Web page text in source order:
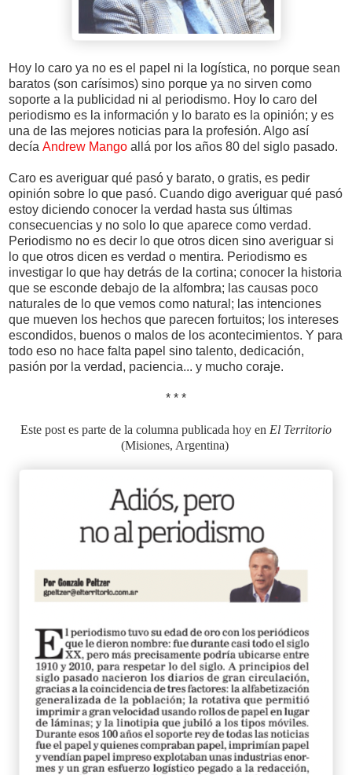
Hoy lo caro ya no es el papel ni la logística, no porque sean
baratos (son carísimos) sino porque ya no sirven como
soporte a la publicidad ni al periodismo. Hoy lo caro del
periodismo es la información y lo barato es la opinión; y es
una de las mejores noticias para la profesión. Algo así
decía Andrew Mango allá por los años 80 del siglo pasado.
Caro es averiguar qué pasó y barato, o gratis, es pedir
opinión sobre lo que pasó. Cuando digo averiguar qué pasó
estoy diciendo conocer la verdad hasta sus últimas
consecuencias y no solo lo que aparece como verdad.
Periodismo no es decir lo que otros dicen sino averiguar si
lo que otros dicen es verdad o mentira. Periodismo es
investigar lo que hay detrás de la cortina; conocer la historia
que se esconde debajo de la alfombra; las causas poco
naturales de lo que vemos como natural; las intenciones
que mueven los hechos que parecen fortuitos; los intereses
escondidos, buenos o malos de los acontecimientos. Y para
todo eso no hace falta papel sino talento, dedicación,
pasión por la verdad, paciencia... y mucho coraje.
* * *
Este post es parte de la columna publicada hoy en El Territorio
(Misiones, Argentina)